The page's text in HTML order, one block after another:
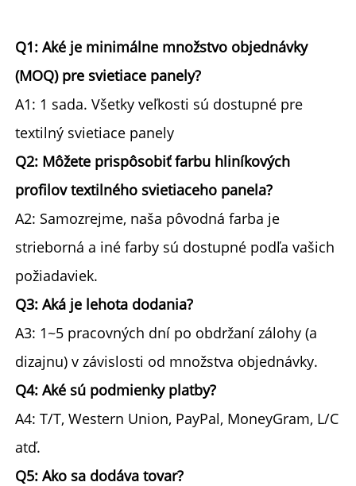
Q1: Aké je minimálne množstvo objednávky
(MOQ) pre svietiace panely?
A1: 1 sada. Všetky veľkosti sú dostupné pre
textilný svietiace panely
Q2: Môžete prispôsobiť farbu hliníkových
profilov textilného svietiaceho panela?
A2: Samozrejme, naša pôvodná farba je
strieborná a iné farby sú dostupné podľa vašich
požiadaviek.
Q3: Aká je lehota dodania?
A3: 1~5 pracovných dní po obdržaní zálohy (a
dizajnu) v závislosti od množstva objednávky.
Q4: Aké sú podmienky platby?
A4: T/T, Western Union, PayPal, MoneyGram, L/C
atď.
Q5: Ako sa dodáva tovar?